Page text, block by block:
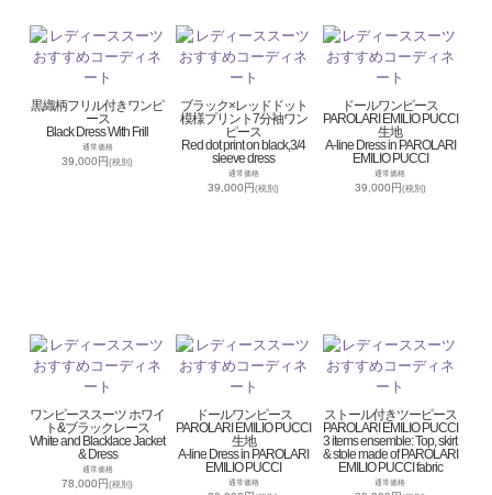
黒織柄フリル付きワンピ
ース
Black Dress With Frill
通常価格
39,000円(税別)
ブラック×レッドドット
模様プリント7分袖ワン
ピース
Red dot print on black,3/4
sleeve dress
通常価格
39,000円(税別)
ドールワンピース
PAROLARI EMILIO PUCCI
生地
A-line Dress in PAROLARI
EMILIO PUCCI
通常価格
39,000円(税別)
ワンピーススーツ ホワイ
ト&ブラックレース
White and Blacklace Jacket
& Dress
通常価格
78,000円(税別)
ドールワンピース
PAROLARI EMILIO PUCCI
生地
A-line Dress in PAROLARI
EMILIO PUCCI
通常価格
ストール付きツーピース
PAROLARI EMILIO PUCCI
3 items ensemble: Top, skirt
& stole made of PAROLARI
EMILIO PUCCI fabric
通常価格